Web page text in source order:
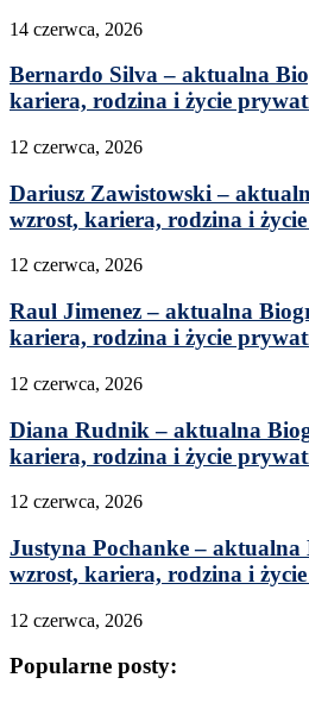
14 czerwca, 2026
Bernardo Silva – aktualna
kariera, rodzina i życie
12 czerwca, 2026
Dariusz Zawistowski –
wzrost, kariera, rodzina i
12 czerwca, 2026
Raul Jimenez – aktualna
kariera, rodzina i życie
12 czerwca, 2026
Diana Rudnik – aktualna
kariera, rodzina i życie
12 czerwca, 2026
Justyna Pochanke –
wzrost, kariera, rodzina i
12 czerwca, 2026
Popularne posty: